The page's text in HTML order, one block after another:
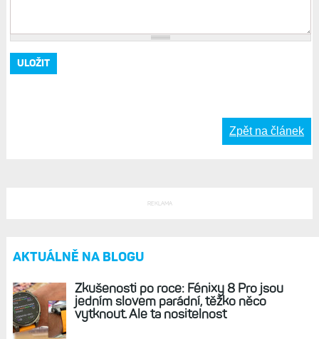
Zpět na článek
REKLAMA
AKTUÁLNĚ NA BLOGU
Zkušenosti po roce: Fénixy 8 Pro jsou
jedním slovem parádní, těžko něco
vytknout. Ale ta nositelnost